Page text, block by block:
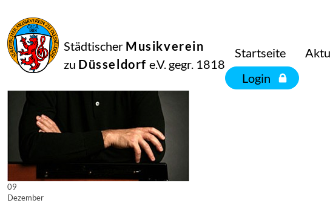
Städtischer Musikverein
zu Düsseldorf e.V. gegr. 1818
Startseite
Login
09
Dezember